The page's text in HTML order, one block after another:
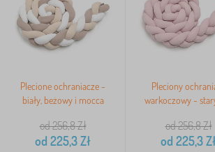
Plecione ochraniacze -
biały, beżowy i mocca
od 256,8Zł
od 225,3Zł
Pleciony
warkoczowy -
od 256,8Zł
od 225,3